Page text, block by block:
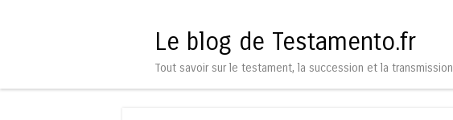
Le blog de Testamento.fr
Tout savoir sur le testament, la succession et la transmission